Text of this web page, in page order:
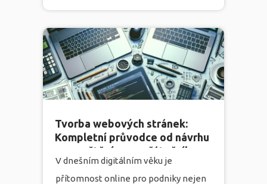
internetových stránek.
Marketingová agentura Infonia,
specializující se na tvorbu webových
stránek, marketing, grafiku a
programování, vám v tomto článku
nabídne kompletní průvodce tím, jak
se vypořádat s potenciálními
problémy a jaká řešení vám můžeme
nabídnout.
více
Tvorba webových stránek:
Kompletní průvodce od návrhu
po spuštění pro začátečníky a
profesionály
V dnešním digitálním věku je
přítomnost online pro podniky nejen